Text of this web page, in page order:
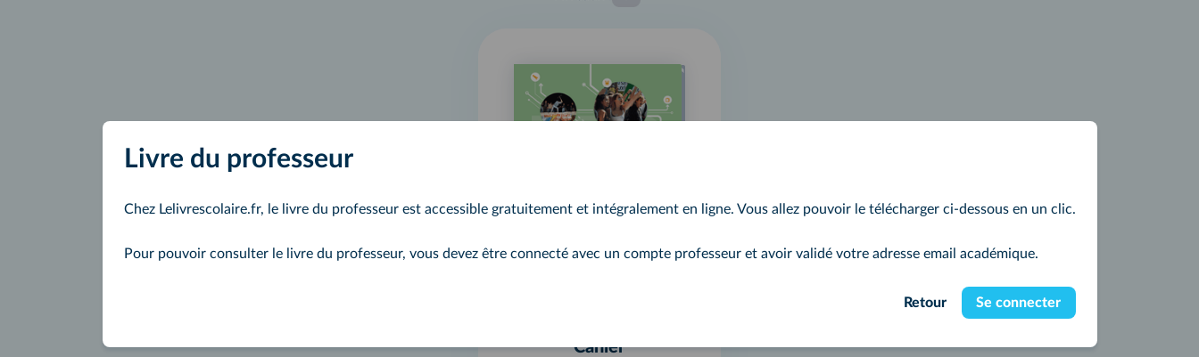
Cahier
Livre du professeur
Chez Lelivrescolaire.fr, le livre du professeur est accessible gratuitement et intégralement en ligne. Vous allez pouvoir le télécharger ci-dessous en un clic.
Pour pouvoir consulter le livre du professeur, vous devez être connecté avec un compte professeur et avoir validé votre adresse email académique.
Retour Se connecter